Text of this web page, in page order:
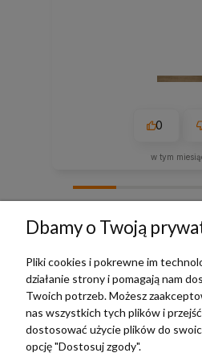
0
w tym
BAZA
Dbamy o Twoją
Pliki cookies i pokrewne im
działanie strony i pomagają nam
Twoich potrzeb. Możesz
nas wszystkich tych plików i
dostosować użycie plików do
opcję "Dostosuj zgody".